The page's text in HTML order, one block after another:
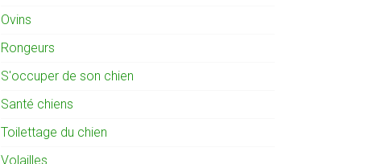
Ovins
Rongeurs
S'occuper de son chien
Santé chiens
Toilettage du chien
Volailles